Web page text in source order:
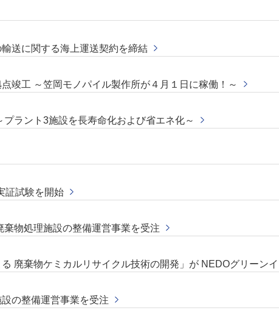
送に関する海上運送契約を締結
竣工 ～笠岡モノパイル製作所が４月１日に稼働！～
ラント3施設を長寿命化および省エネ化～
証試験を開始
物処理施設の整備運営事業を受注
廃棄物ケミカルリサイクル技術の開発」が NEDOグリーン
の整備運営事業を受注